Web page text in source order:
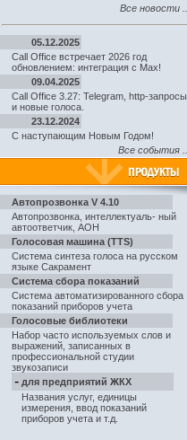
Все новости ...
05.12.2025
Call Office встречает 2026 год
обновлением: интеграция с Max!
09.04.2025
Call Office 3.27: Telegram, http-запросы
и новые голоса.
23.12.2024
С наступающим Новым Годом!
Все события ...
Автопрозвонка V 4.10
Автопрозвонка интеллектуаль- ный
автоответчик, АОН
Голосовая машина (TTS)
Система синтеза голоса на русском
языке Сакрамент
Система сбора показаний
Система автоматизированного сбора
показаний приборов учета
Голосовые библиотеки
Набор часто используемых слов и
выражений, записанных в
профессиональной студии
звукозаписи
- для предприятий ЖКХ
Названия услуг, единицы
измерения, ввод показаний
приборов учета и т.д.